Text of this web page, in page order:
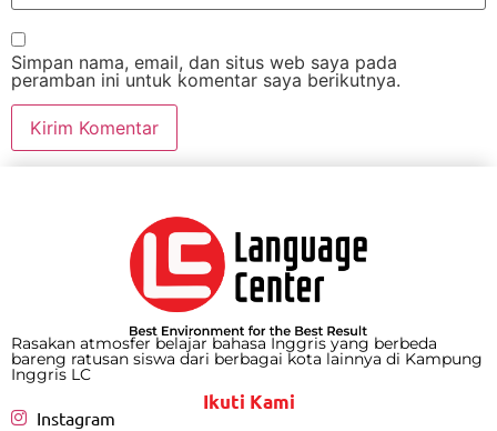
Simpan nama, email, dan situs web saya pada
peramban ini untuk komentar saya berikutnya.
Rasakan atmosfer belajar bahasa Inggris yang berbeda
bareng ratusan siswa dari berbagai kota lainnya di Kampung
Inggris LC
Ikuti Kami
Instagram